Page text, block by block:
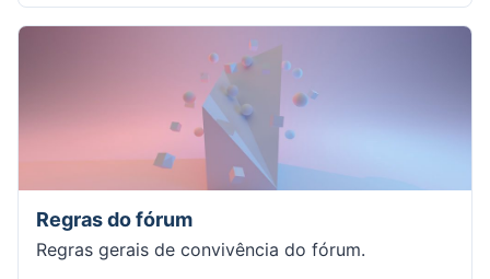
Regras do fórum
Regras gerais de convivência do fórum.